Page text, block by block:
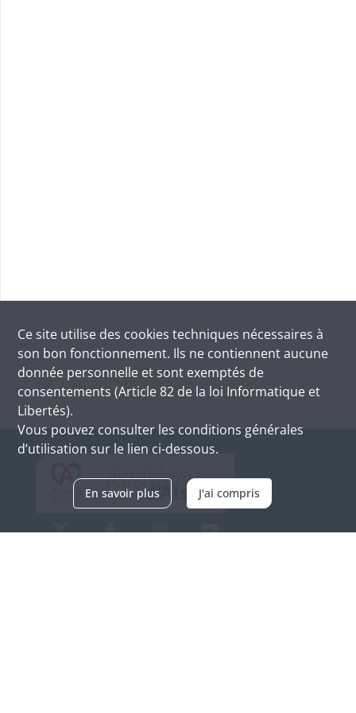
Ce site utilise des cookies techniques nécessaires à
son bon fonctionnement. Ils ne contiennent aucune
donnée personnelle et sont exemptés de
consentements (Article 82 de la loi Informatique et
Libertés).
Vous pouvez consulter les conditions générales
d’utilisation sur le lien ci-dessous.
En savoir plus J'ai compris